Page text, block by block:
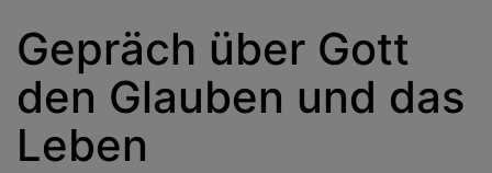
Gepräch über Gott
den Glauben und das
Leben